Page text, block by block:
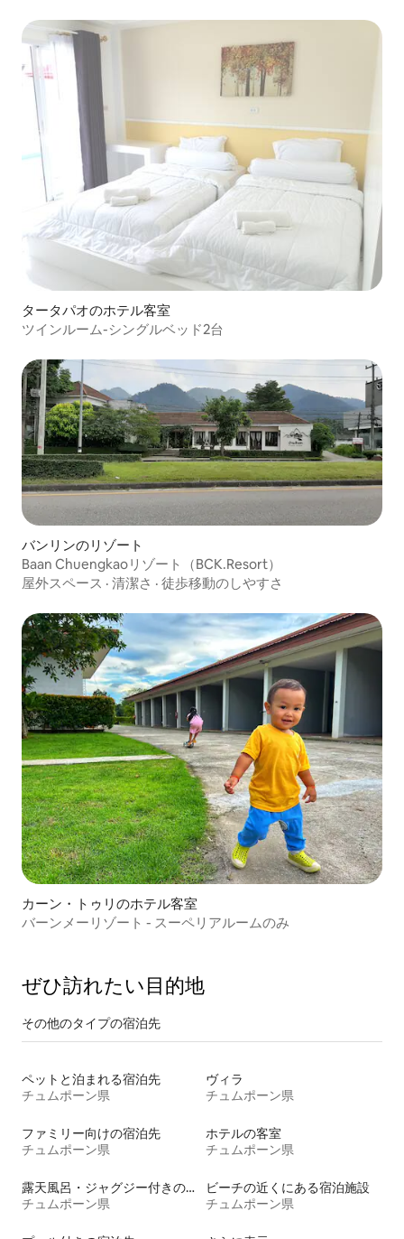
タータパオのホテル客室
ツインルーム-シングルベッド2台
バンリンのリゾート
Baan Chuengkaoリゾート（BCK.Resort）
屋外スペース · 清潔さ · 徒歩移動のしやすさ
カーン・トゥリのホテル客室
バーンメーリゾート - スーペリアルームのみ
ぜひ訪⁠れ⁠た⁠い目⁠的⁠地
その他のタ⁠イ⁠プ⁠の宿⁠泊⁠先
ペットと泊まれる宿泊先
チュムポーン県
ヴィラ
チュムポーン県
ファミリー向けの宿泊先
チュムポーン県
ホテルの客室
チュムポーン県
露天風呂・ジャグジー付きの宿泊施設
チュムポーン県
ビーチの近くにある宿泊施設
チュムポーン県